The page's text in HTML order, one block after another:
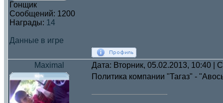
Гонщик
Сообщений: 1200
Награды: 14
Данные в игре
Maximal Дата: Вторник, 05.02.2013, 10:40 |
Политика компании "Тагаз" -